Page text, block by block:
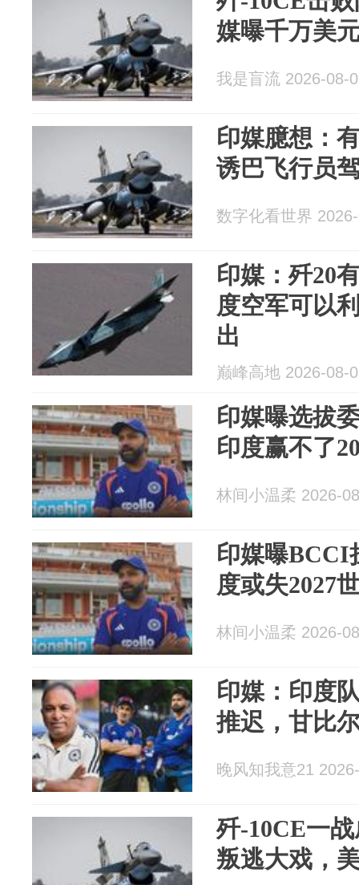
媒曝千万美
我是盲流 2026-08-
印媒臆想：
诱巴飞行员
数字化看世界
印媒：歼20
度空军可以
出
巅峰高地 2026-08-
印媒曝选拔
印度赢不了
林间小温柔 2026-
印媒曝BCCI
度或失2027
林间小温柔 2026-
印媒：印度
推迟，甘比
晚风知我意21
歼-10CE一
叛逃大戏，